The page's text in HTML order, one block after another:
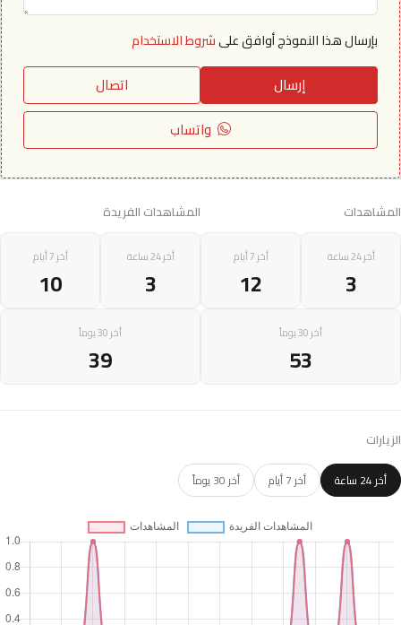
بإرسال هذا النموذج أوافق علىشروط الاستخدام
إرسال
اتصال
واتساب
المشاهدات
أخر 24 ساعة
3
أخر 7 أيام
12
أخر 30 يوماً
53
المشاهدات الفريدة
أخر 24 ساعة
3
أخر 7 أيام
10
أخر 30 يوماً
39
الزيارات
أخر 24 ساعة أخر 7 أيام أخر 30 يوماً